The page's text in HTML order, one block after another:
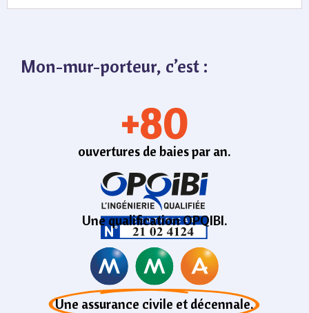
Mon-mur-porteur, c’est :
+99
ouvertures de baies par an.
Une qualification OPQIBI.
Une assurance civile et décennale.